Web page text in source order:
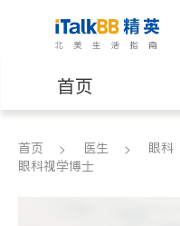
首页
医生
首页 医生 眼科
眼科视学博士